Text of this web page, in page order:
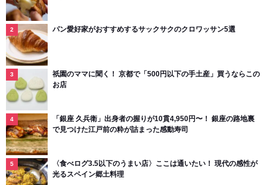
パン愛好家がおすすめするサックサクのクロワッサン5選
祇園のママに聞く！ 京都で「500円以下の手土産」買うならこの
お店
「銀座 久兵衛」出身者の握りが10貫4,950円〜！ 銀座の路地裏
で見つけた江戸前の粋が詰まった感動寿司
〈食べログ3.5以下のうまい店〉ここは通いたい！ 現代の感性が
光るスペイン郷土料理